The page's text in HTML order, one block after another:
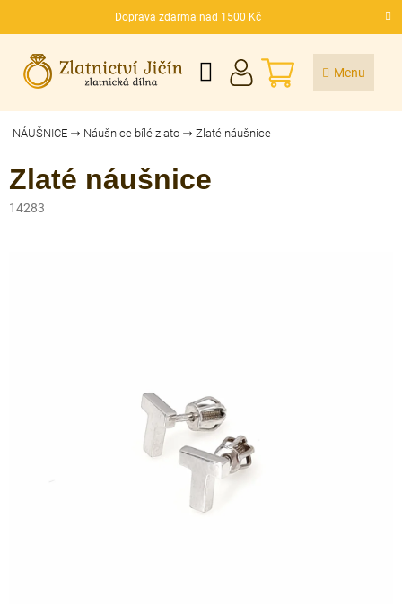
Doprava zdarma nad 1500 Kč
CZK
NÁKUPNÍ
KOŠÍK
NÁUŠNICE Náušnice bílé zlato Zlaté náušnice
Zlaté náušnice
14283